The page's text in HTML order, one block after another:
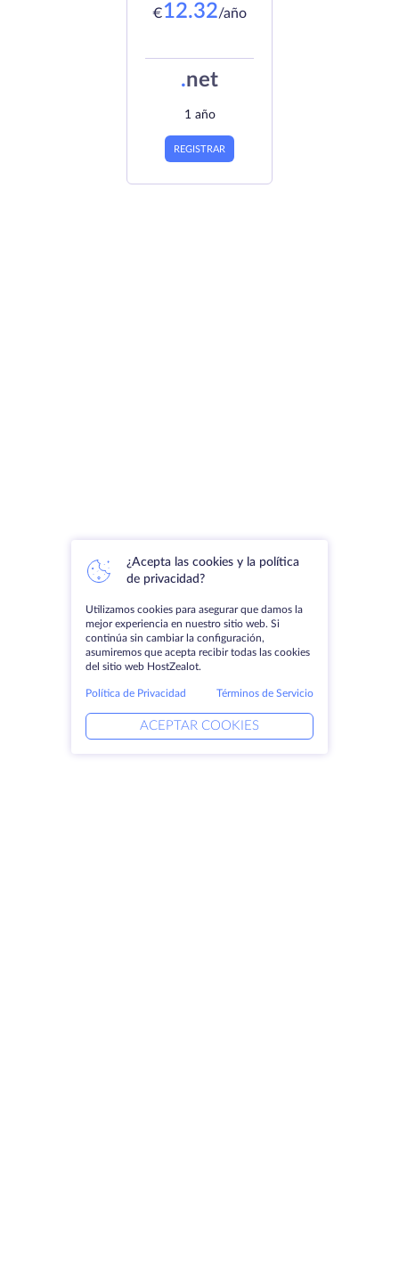
€12.32/año
.net
1 año
REGISTRAR
¿Acepta las cookies y la política
de privacidad?
Utilizamos cookies para asegurar que damos la
mejor experiencia en nuestro sitio web. Si
continúa sin cambiar la configuración,
asumiremos que acepta recibir todas las cookies
del sitio web HostZealot.
Política de Privacidad Términos de Servicio
ACEPTAR COOKIES